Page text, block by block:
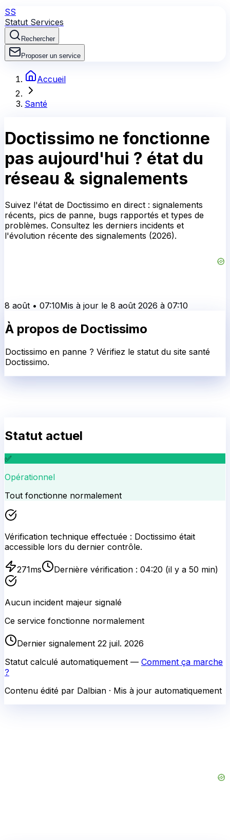
SS
Statut Services
Rechercher
Proposer un service
Accueil
Santé
Doctissimo ne fonctionne
pas aujourd'hui ? état du
réseau & signalements
Suivez l'état de Doctissimo en direct : signalements
récents, pics de panne, bugs rapportés et types de
problèmes. Consultez les derniers incidents et
l'évolution récente des signalements (2026).
8 août • 07:10Mis à jour le 8 août 2026 à 07:10
À propos de Doctissimo
Doctissimo en panne ? Vérifiez le statut du site santé
Doctissimo.
Statut actuel
✅
Opérationnel
Tout fonctionne normalement
Vérification technique effectuée : Doctissimo était
accessible lors du dernier contrôle.
271ms Dernière vérification : 04:20 (il y a 50 min)
Aucun incident majeur signalé
Ce service fonctionne normalement
Dernier signalement 22 juil. 2026
Statut calculé automatiquement — Comment ça marche
?
Contenu édité par Dalbian · Mis à jour automatiquement